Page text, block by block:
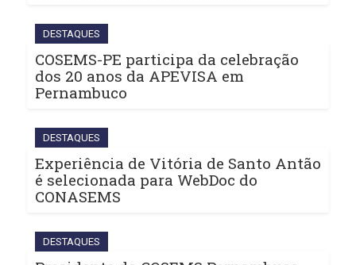
DESTAQUES
COSEMS-PE participa da celebração
dos 20 anos da APEVISA em
Pernambuco
DESTAQUES
Experiência de Vitória de Santo Antão
é selecionada para WebDoc do
CONASEMS
DESTAQUES